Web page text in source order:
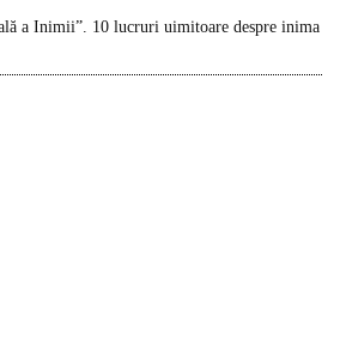
a Inimii”. 10 lucruri uimitoare despre inima